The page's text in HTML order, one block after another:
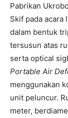
Pabrikan
Skif pada acara
dalam bentuk
tersusun atas
serta optical
Portable Air
menggunakan
unit peluncur.
meter,